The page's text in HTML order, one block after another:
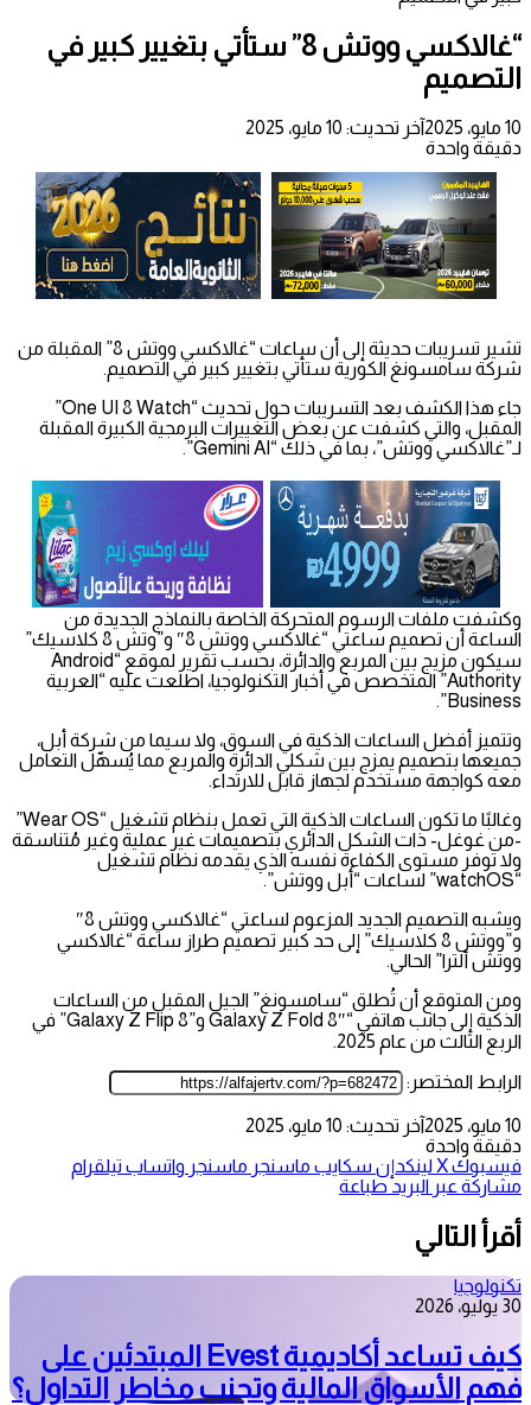
“غالاكسي ووتش 8” ستأتي بتغيير كبير في
التصميم
10 مايو، 2025
آخر تحديث: 10 مايو، 2025
دقيقة واحدة
تشير تسريبات حديثة إلى أن ساعات “غالاكسي ووتش 8” المقبلة من
شركة سامسونغ الكورية ستأتي بتغيير كبير في التصميم.
جاء هذا الكشف بعد التسريبات حول تحديث “One UI 8 Watch”
المقبل، والتي كشفت عن بعض التغييرات البرمجية الكبيرة المقبلة
لـ”غالاكسي ووتش”، بما في ذلك “Gemini AI”.
وكشفت ملفات الرسوم المتحركة الخاصة بالنماذج الجديدة من
الساعة أن تصميم ساعتي “غالاكسي ووتش 8″ و”وتش 8 كلاسيك”
سيكون مزيج بين المربع والدائرة، بحسب تقرير لموقع “Android
Authority” المتخصص في أخبار التكنولوجيا، اطلعت عليه “العربية
Business”.
وتتميز أفضل الساعات الذكية في السوق، ولا سيما من شركة أبل،
جميعها بتصميم يمزج بين شكلي الدائرة والمربع مما يُسهّل التعامل
معه كواجهة مستخدم لجهاز قابل للارتداء.
وغالبًا ما تكون الساعات الذكية التي تعمل بنظام تشغيل “Wear OS”
-من غوغل- ذات الشكل الدائري بتصميمات غير عملية وغير مُتناسقة
ولا توفر مستوى الكفاءة نفسه الذي يقدمه نظام تشغيل
“watchOS” لساعات “أبل ووتش”.
ويشبه التصميم الجديد المزعوم لساعتي “غالاكسي ووتش 8″
و”ووتش 8 كلاسيك” إلى حد كبير تصميم طراز ساعة “غالاكسي
ووتش ألترا” الحالي.
ومن المتوقع أن تُطلق “سامسونغ” الجيل المقبل من الساعات
الذكية إلى جانب هاتفي “Galaxy Z Fold 8″ و”Galaxy Z Flip 8” في
الربع الثالث من عام 2025.
الرابط المختصر:
10 مايو، 2025
آخر تحديث: 10 مايو، 2025
دقيقة واحدة
فيسبوك‫Xلينكدإن سكايب ماسنجر ماسنجر واتساب تيلقرام
مشاركة عبر البريد طباعة
أقرأ التالي
تكنولوجيا
30 يوليو، 2026
كيف تساعد أكاديمية Evest المبتدئين على
فهم الأسواق المالية وتجنب مخاطر التداول؟